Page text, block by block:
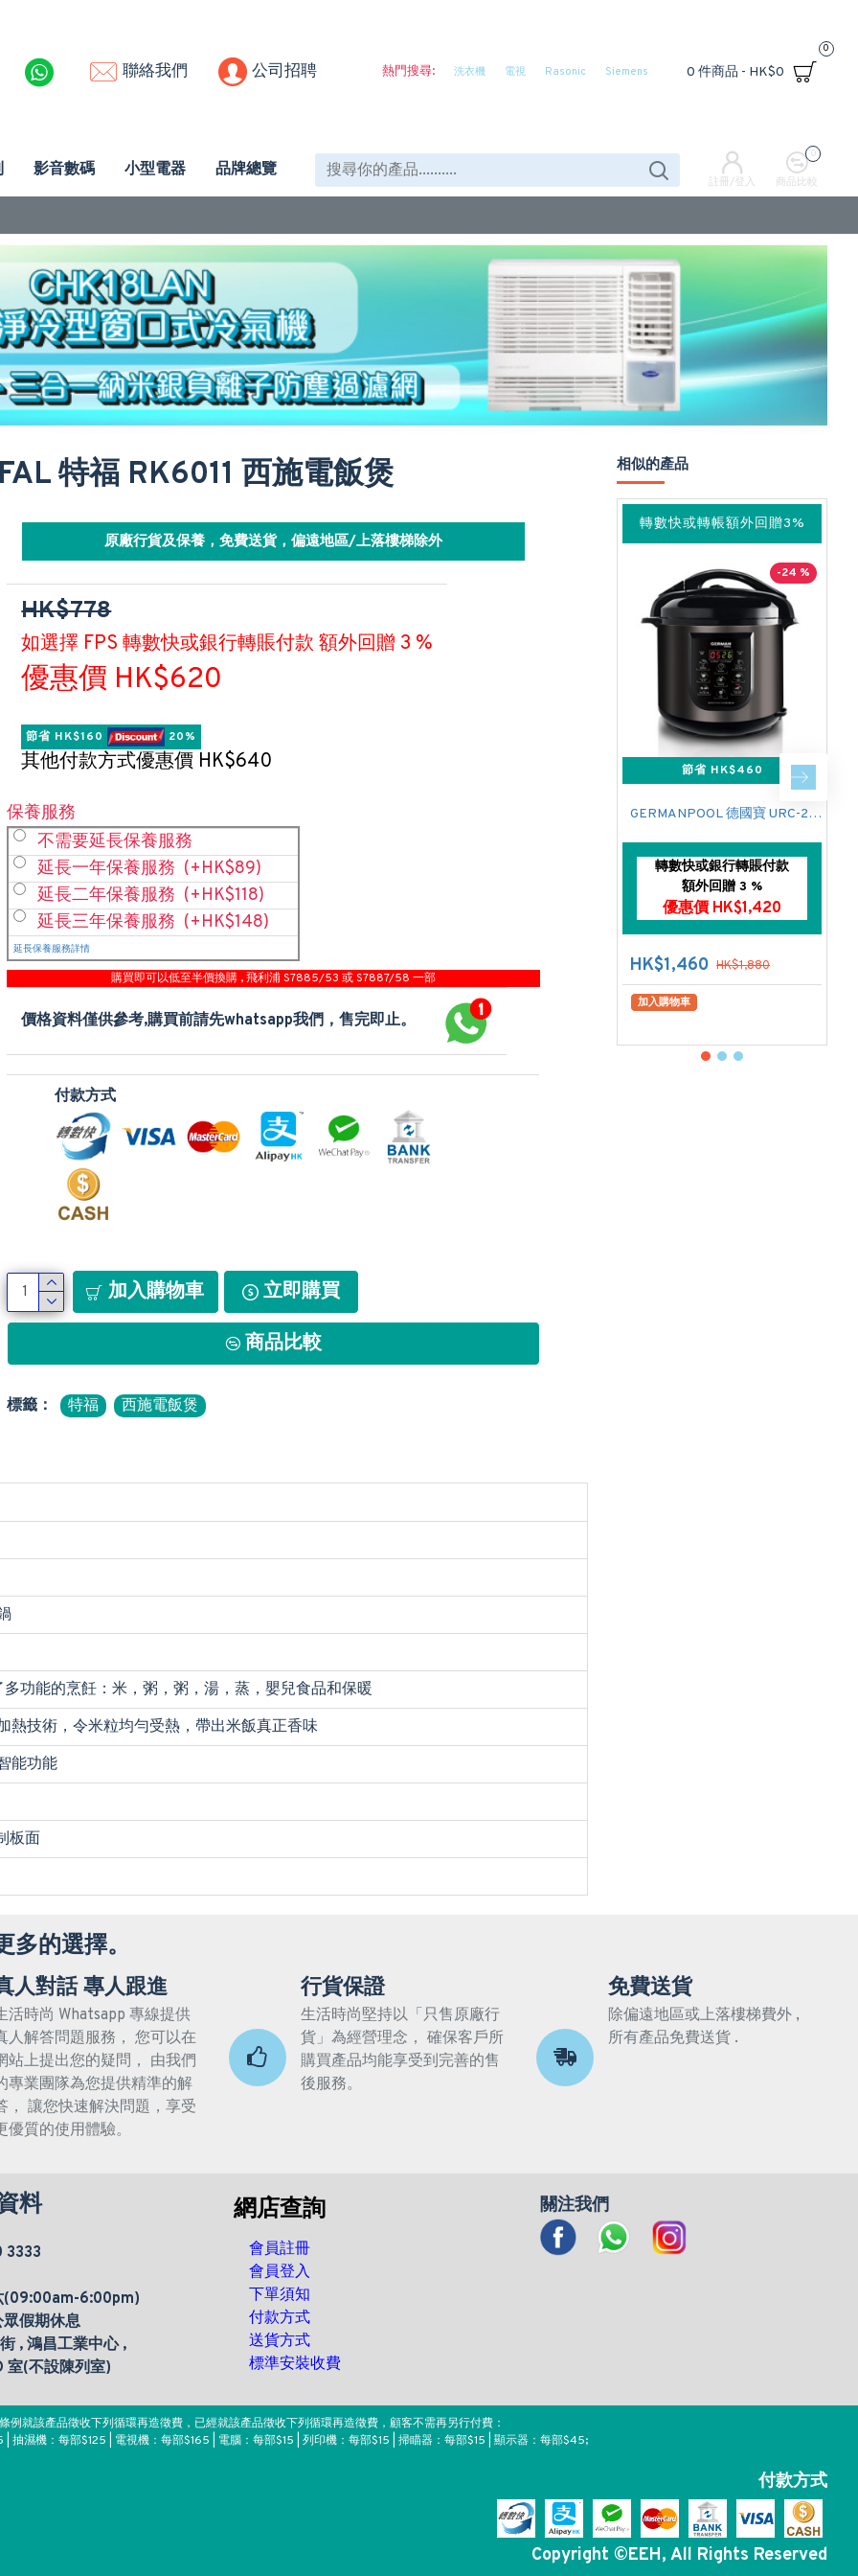
聯絡我們 公司招聘 熱門搜尋: 洗衣機 電視 Rasonic Siemens 0 件商品 - HK$0
0
影音數碼 小型電器 品牌總覽
註冊/登入 商品比較
0
特福 RK6011 西施電飯煲
原廠行貨及保養，免費送貨，偏遠地區/上落樓梯除外
HK$778
如選擇 FPS 轉數快或銀行轉賬付款 額外回贈 3 %
優惠價 HK$620
節省 HK$160 20%
其他付款方式優惠價 HK$640
保養服務
不需要延長保養服務
延長一年保養服務 (+HK$89)
延長二年保養服務 (+HK$118)
延長三年保養服務 (+HK$148)
延長保養服務詳情
購買即可以低至半價換購 , 飛利浦 S7885/53 或 S7887/58 一部
價格資料僅供參考,購買前請先whatsapp我們，售完即止。
付款方式
加入購物車 立即購買
商品比較
標籤： 特福 西施電飯煲
功能的烹飪：米，粥，粥，湯，蒸，嬰兒食品和保暖
熱技術，令米粒均勻受熱，帶出米飯真正香味
能功能
板面
相似的產品
轉數快或轉帳額外回贈3%
-24 %
節省 HK$460
GERMANPOOL 德國寶 URC-28 電飯煲
轉數快或銀行轉賬付款
額外回贈 3 %
優惠價 HK$1,420
HK$1,460 HK$1,880
加入購物車
的選擇。
人對話 專人跟進
活時尚 Whatsapp 專線提供
人解答問題服務， 您可以在
站上提出您的疑問， 由我們
專業團隊為您提供精準的解
， 讓您快速解決問題，享受
優質的使用體驗。
行貨保證
生活時尚堅持以「只售原廠行
貨」為經營理念， 確保客戶所
購買產品均能享受到完善的售
後服務。
免費送貨
除偏遠地區或上落樓梯費外 ,
所有產品免費送貨 .
料
3333
(09:00am-6:00pm)
假期休息
, 鴻昌工業中心 ,
室(不設陳列室)
網店查詢
會員註冊
會員登入
下單須知
付款方式
送貨方式
標準安裝收費
關注我們
就該產品徵收下列循環再造徵費，已經就該產品徵收下列循環再造徵費，顧客不需再另行付費：
抽濕機：每部$125 | 電視機：每部$165 | 電腦：每部$15 | 列印機：每部$15 | 掃瞄器：每部$15 | 顯示器：每部$45;
付款方式
Copyright ©EEH, All Rights Reserved